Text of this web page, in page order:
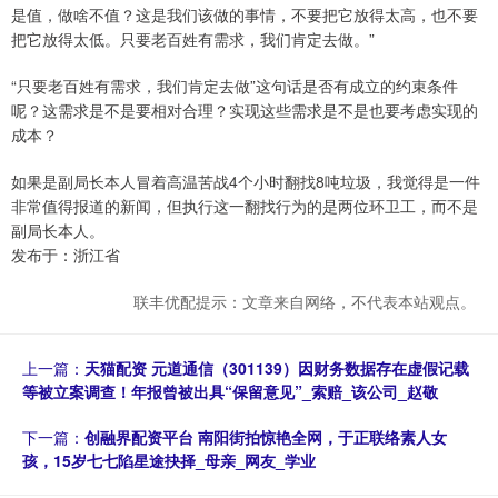
是值，做啥不值？这是我们该做的事情，不要把它放得太高，也不要
把它放得太低。只要老百姓有需求，我们肯定去做。”
“只要老百姓有需求，我们肯定去做”这句话是否有成立的约束条件
呢？这需求是不是要相对合理？实现这些需求是不是也要考虑实现的
成本？
如果是副局长本人冒着高温苦战4个小时翻找8吨垃圾，我觉得是一件
非常值得报道的新闻，但执行这一翻找行为的是两位环卫工，而不是
副局长本人。
发布于：浙江省
联丰优配提示：文章来自网络，不代表本站观点。
上一篇： 天猫配资 元道通信（301139）因财务数据存在虚假记载
等被立案调查！年报曾被出具“保留意见”_索赔_该公司_赵敬
下一篇： 创融界配资平台 南阳街拍惊艳全网，于正联络素人女
孩，15岁七七陷星途抉择_母亲_网友_学业